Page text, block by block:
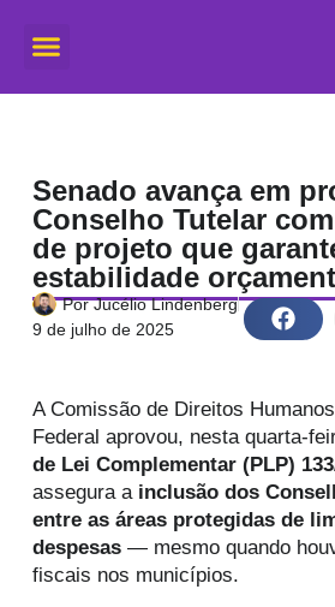
Senado avança em
Conselho Tutelar
de projeto que
estabilidade
PorJucélio Lindenberg
9 de julho de 2025
A Comissão de Direitos
Federal aprovou, nesta quarta-
de Lei Complementar (PLP)
assegura a inclusão dos
entre as áreas protegidas de
despesas — mesmo quando
fiscais nos municípios.